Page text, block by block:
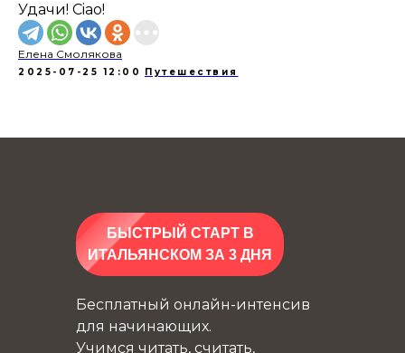
Удачи! Ciao!
Елена Смолякова
2025-07-25 12:00 Путешествия
БЫСТРЫЙ СТАРТ В
ИТАЛЬЯНСКОМ ЗА 3 ДНЯ
Бесплатный онлайн-интенсив
для начинающих.
Учимся читать, считать,